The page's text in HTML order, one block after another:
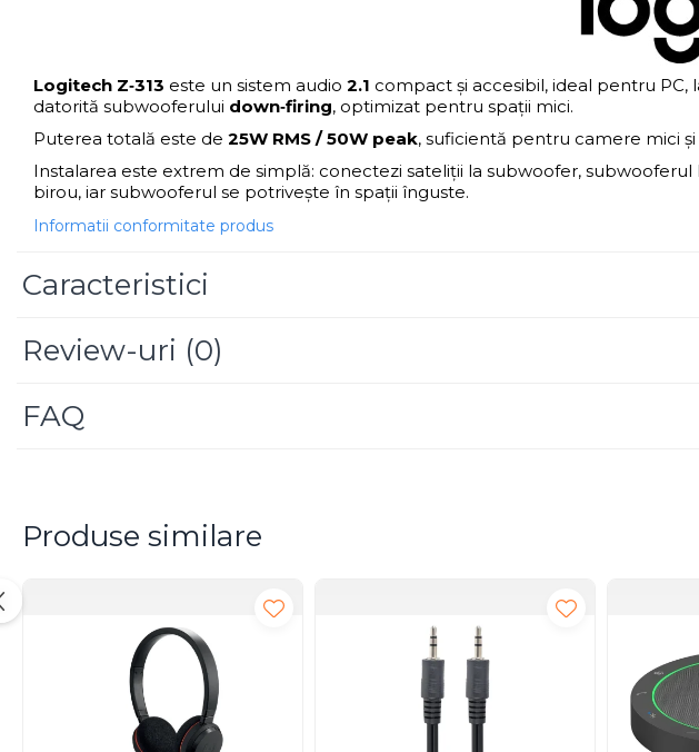
Accesorii Large Format
Scannere
Scannere Documente
TV, Audio-Video & Multimedia
Monitoare Gaming & Consumer
Accesorii
Accesorii Căști & Microfoane
Suporturi - altele
Boxe PC & Soundbar
Camere Foto & Sisteme Optice
Caști & Microfoane
Căști Gaming & Consumer
Logitech Z‑313 este un sistem audio 2.1 compact și accesibil, ideal pentru
datorită subwooferului down‑firing, optimizat pentru spații mici.
Puterea totală este de 25W RMS / 50W peak, suficientă pentru camere mici
Instalarea este extrem de simplă: conectezi sateliții la subwoofer,
birou, iar subwooferul se potrivește în spații înguste.
Informatii conformitate produs
Caracteristici
Review-uri (0)
FAQ
Produse similare